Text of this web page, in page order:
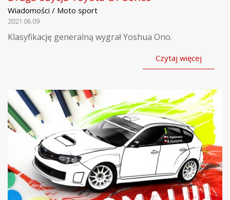
Wiadomości / Moto sport
2021.06.09
Klasyfikację generalną wygrał Yoshua Ono.
Czytaj więcej